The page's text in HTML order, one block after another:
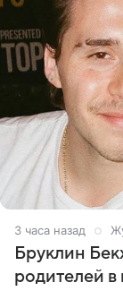
3 часа назад
Бруклин
родителей